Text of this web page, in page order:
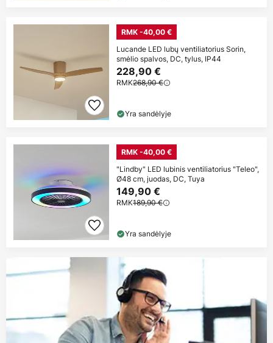
RMK -40,00 €
Lucande LED lubų ventiliatorius Sorin,
smėlio spalvos, DC, tylus, IP44
228,90 €
RMK268,90 €
Yra sandėlyje
RMK -40,00 €
"Lindby" LED lubinis ventiliatorius "Teleo",
Ø48 cm, juodas, DC, Tuya
149,90 €
RMK189,90 €
Yra sandėlyje